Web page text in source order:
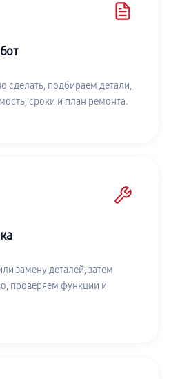
сделать, подбираем детали,
сроки и план ремонта.
замену деталей, затем
проверяем функции и